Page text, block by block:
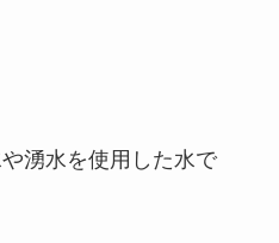
湧水を使用した水で